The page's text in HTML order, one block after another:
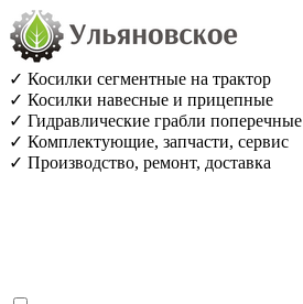
✓ Косилки сегментные на трактор
✓ Косилки навесные и прицепные
✓ Гидравлические грабли поперечные
✓ Комплектующие, запчасти, сервис
✓ Производство, ремонт, доставка